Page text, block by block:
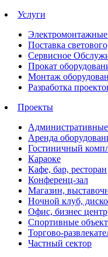
Услуги
Поставка
Сервисное
Прокат
Монтаж
Разработка
Проекты
Аренда
Гостиничный
Караоке
Кафе, бар, ресторан
Конференц-зал
Магазин,
Ночной клуб,
Офис, бизнес центр
Спортивные
Торгово-
Частный сектор